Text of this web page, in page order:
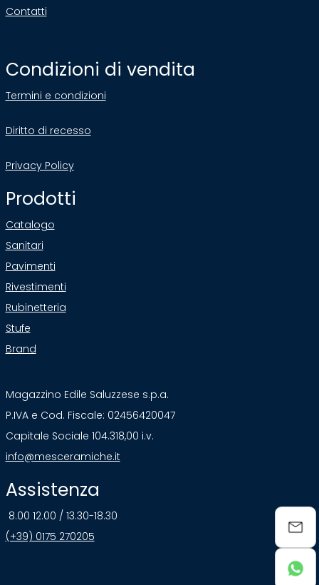
Contatti
Condizioni di vendita
Termini e condizioni
Diritto di recesso
Privacy Policy
Prodotti
Catalogo
Sanitari
Pavimenti
Rivestimenti
Rubinetteria
Stufe
Brand
Magazzino Edile Saluzzese s.p.a.
P.IVA e Cod. Fiscale: 02456420047
Capitale Sociale 104.318,00 i.v.
info@mesceramiche.it
Assistenza
8.00 12.00 / 13.30-18.30
(+39) 0175 270205